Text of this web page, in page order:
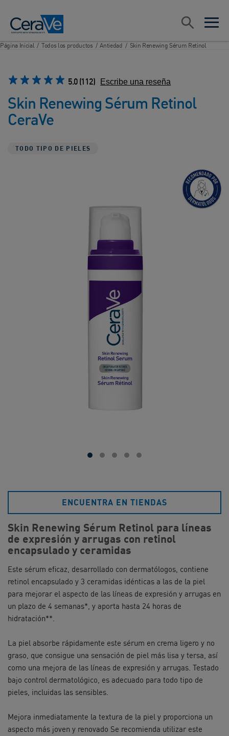
open
open
Search
Página Inicial / Todos los productos / Antiedad / Skin Renewing Sérum Retinol
5.0 (112) Escribe una reseña
Skin Renewing Sérum Retinol
CeraVe
TODO TIPO DE PIELES
Skin Renewing Sérum Retinol para líneas
de expresión y arrugas con retinol
encapsulado y ceramidas
Este sérum eficaz, desarrollado con dermatólogos, contiene
retinol encapsulado y 3 ceramidas idénticas a las de la piel
para mejorar el aspecto de las líneas de expresión y arrugas en
un plazo de 4 semanas*, y aporta hasta 24 horas de
hidratación**.
La piel absorbe rápidamente este sérum en crema ligero y no
graso, que consigue una sensación de piel más lisa y tersa, así
como una mejora de las líneas de expresión y arrugas. Testado
bajo control dermatológico, es adecuado para todo tipo de
pieles, incluidas las sensibles.
Mejora inmediatamente la textura de la piel y proporciona un
aspecto más joven y renovado Se recomienda utilizar este
ENCUENTRA EN TIENDAS